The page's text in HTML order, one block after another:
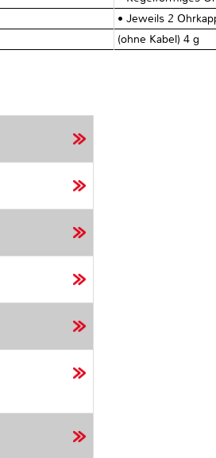
• Jeweils 2
(ohne Kabel) 4 g